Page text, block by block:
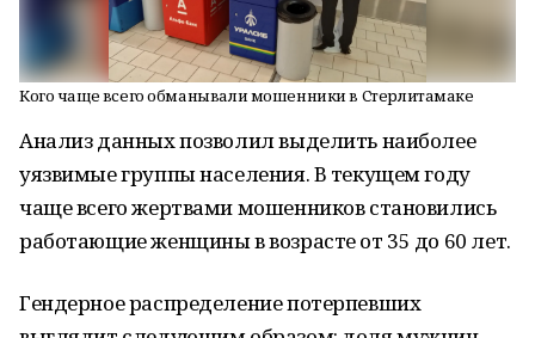
Кого чаще всего обманывали мошенники в Стерлитамаке
Анализ данных позволил выделить наиболее
уязвимые группы населения. В текущем году
чаще всего жертвами мошенников становились
работающие женщины в возрасте от 35 до 60 лет.
Гендерное распределение потерпевших